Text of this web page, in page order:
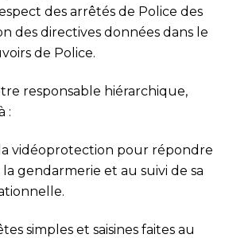
des arrêtés de Police des
des directives données dans le
de Police.
responsable hiérarchique,
:
la vidéoprotection pour répondre
gendarmerie et au suivi de sa
simples et saisines faites au